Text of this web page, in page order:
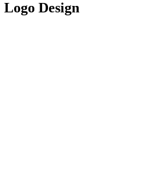
Logo Design